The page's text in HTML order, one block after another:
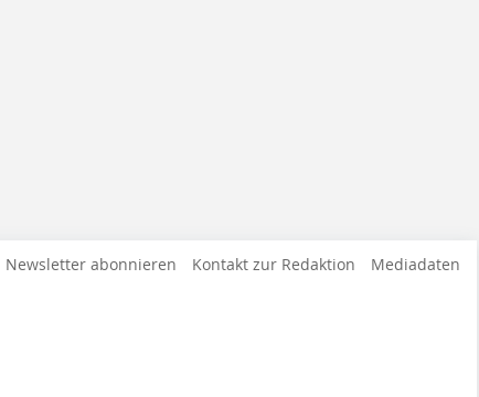
Newsletter abonnieren Kontakt zur Redaktion Mediadaten